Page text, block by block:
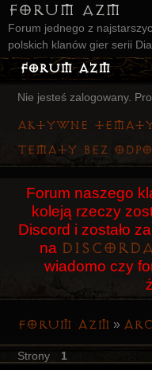
Forum AZM
Forum jednego z
polskich klanów gier serii
Forum AZM
Strona AZM
Główna
Użytkownicy
Szukaj
Rejestracja
Logowanie
Nie jesteś zalogowany.
Aktywne
Tematy bez
Forum naszego
koleją rzeczy
Discord i zostało
na
wiadomo czy
Forum AZM »
Strony 1